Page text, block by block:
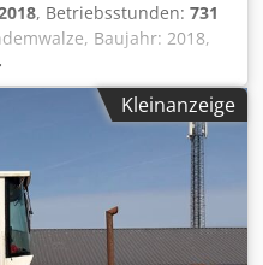
, Betriebsstunden: 731
Baujahr: 2018,
Kubota[55,4kW/75PS],
Glattbandbandage,
Auf Wunsch
oder
betreut Sie gerne.,
auf unserer Homepage.,
englisch:,
roller, Year of
Kleinanzeige